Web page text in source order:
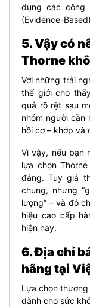
dụng các công
(Evidence-
5. Vậy có
Thorne
Với những trải
thế giới cho
quả rõ rệt sau
nhóm người cần
hồi cơ – khớp và
Vì vậy, nếu bạn
lựa chọn
đáng. Tuy giá
chung, nhưng
lượng” – và đó
hiệu cao cấp
hiện nay.
6. Địa chỉ
hãng tại
Lựa chọn
dành cho sức